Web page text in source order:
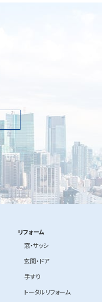
リフォーム
窓・サッシ
玄関・ドア
手すり
トータルリフォーム